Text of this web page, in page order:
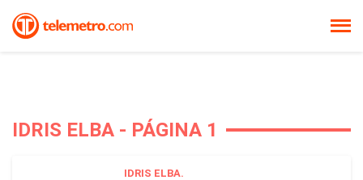
IDRIS ELBA - PÁGINA 1
IDRIS ELBA.